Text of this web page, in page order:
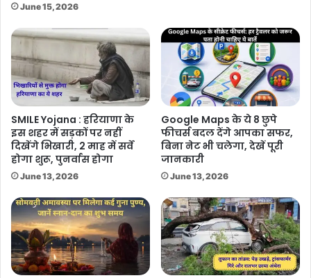
June 15, 2026
SMILE Yojana : हरियाणा के
इस शहर में सड़कों पर नहीं
दिखेंगे भिखारी, 2 माह में सर्वे
होगा शुरू, पुनर्वास होगा
June 13, 2026
Google Maps के ये 8 छुपे
फीचर्स बदल देंगे आपका सफर,
बिना नेट भी चलेगा, देखें पूरी
जानकारी
June 13, 2026